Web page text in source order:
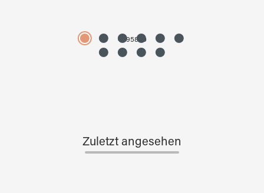
4595890
Zuletzt angesehen